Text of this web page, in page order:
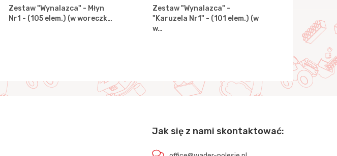
Zestaw "Wynalazca" - Młyn
Nr1 - (105 elem.) (w woreczk…
Zestaw "Wynalazca" -
"Karuzela Nr1" - (101 elem.) (w
w…
((w …
Jak się z nami skontaktować: